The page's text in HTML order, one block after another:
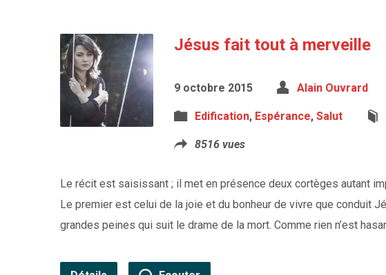
Jésus fait tout à merveille
9 octobre 2015 Alain Ouvrard
Edification, Espérance, Salut
8516 vues
Le récit est saisissant ; il met en présence deux cortèges autant
Le premier est celui de la joie et du bonheur de vivre que conduit
grandes peines qui suit le drame de la mort. Comme rien n’est